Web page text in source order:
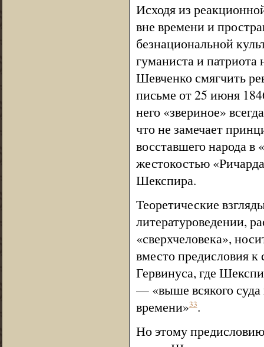
Исходя из
вне времени и
безнациональной
гуманиста и патриота
Шевченко смягчить
письме от 25 июня
него «звериное»
что не замечает
восставшего народа
жестокостью
Шекспира.
Теоретические
литературоведении,
«сверхчеловека»,
вместо предисловия
Гервинуса, где
— «выше всякого суда
времени»33.
Но этому